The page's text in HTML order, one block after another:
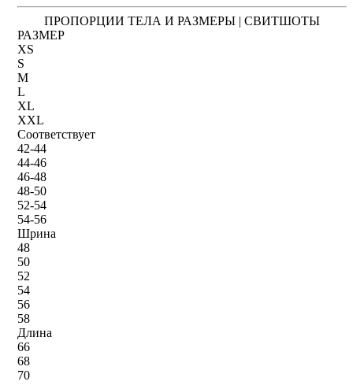
ПРОПОРЦИИ ТЕЛА И РАЗМЕРЫ | СВИТШОТЫ
РАЗМЕР
XS
S
M
L
XL
XXL
Соответствует
42-44
44-46
46-48
48-50
52-54
54-56
Шрина
48
50
52
54
56
58
Длина
66
68
70